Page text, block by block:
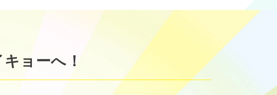
ョーへ！